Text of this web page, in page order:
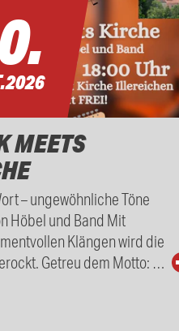
2026
MEETS
– ungewöhnliche Töne
Höbel und Band Mit
Klängen wird die
Getreu dem Motto: …